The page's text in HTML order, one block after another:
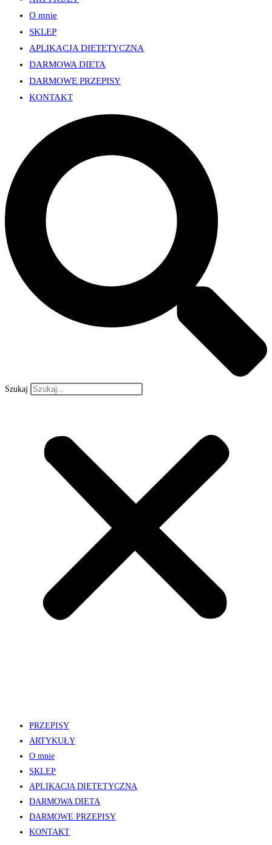
O mnie
SKLEP
APLIKACJA DIETETYCZNA
DARMOWA DIETA
DARMOWE PRZEPISY
KONTAKT
Szukaj
PRZEPISY
ARTYKUŁY
O mnie
SKLEP
APLIKACJA DIETETYCZNA
DARMOWA DIETA
DARMOWE PRZEPISY
KONTAKT